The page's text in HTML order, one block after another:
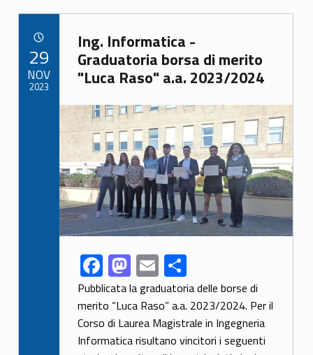
b
o
o
k
d
o
n
l di
vi
di
Link identifier archive #link-archive-61678
Ing. Informatica -
Graduatoria borsa di merito
"Luca Raso" a.a. 2023/2024
Link identifier archive #link-archive-thumb-soap-47872
Link identifier share facebook archive #share-link-archive-78322F
ac
e
b
M
as
to
d
E
m
ai
l
C
o
n
di
Pubblicata la graduatoria delle borse di
merito “Luca Raso” a.a. 2023/2024. Per il
Corso di Laurea Magistrale in Ingegneria
Informatica risultano vincitori i seguenti
29
NOV
2023